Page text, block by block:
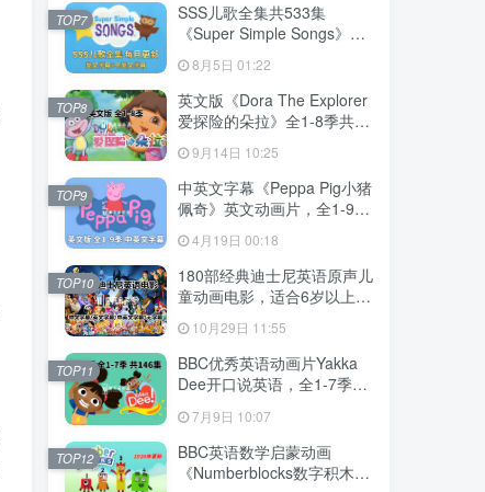
SSS儿歌全集共533集
《Super Simple Songs》
1080P高清视频带英文字幕
+中英文字幕+配套音频
MP3，百度网盘下载！
8月5日 01:22
TOP7
英文版《Dora The Explorer
爱探险的朵拉》全1-8季共
173集，带英文字幕和配套音
频MP3，百度网盘下载！
9月14日 10:25
TOP8
中英文字幕《Peppa Pig小猪
佩奇》英文动画片，全1-9季
共415集，1080P高清视频，
带配套音频MP3，百度网盘
下载！
4月19日 00:18
TOP9
180部经典迪士尼英语原声儿
童动画电影，适合6岁以上，
720P高清电影视频带中英文
字幕，百度网盘下载！
10月29日 11:55
TOP10
BBC优秀英语动画片Yakka
Dee开口说英语，全1-7季总
英文字幕，百度网盘下载！
7月9日 10:07
TOP11
BBC英语数学启蒙动画
《Numberblocks数字积木》
TOP12